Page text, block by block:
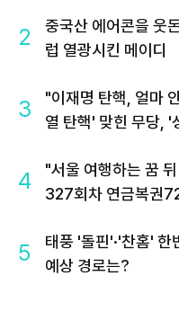
2
중국산 에어콘을 웃
럽 열광시킨 메이디
3
"이재명 탄핵, 얼마
열 탄핵' 맞힌 무당, '
4
"서울 여행하는 꿈
327회차 연금복권
5
태풍 '돌핀'·'찬홈'
예상 경로는?